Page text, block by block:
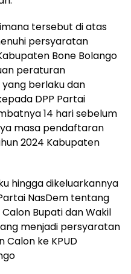
tersebut di atas
persyaratan
Bone Bolango
peraturan
berlaku dan
DPP Partai
14 hari sebelum
masa pendaftaran
2024 Kabupaten
hingga dikeluarkannya
NasDem tentang
Bupati dan Wakil
menjadi persyaratan
ke KPUD